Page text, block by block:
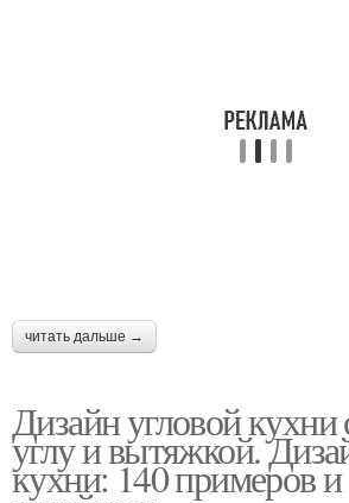
Гарнитур для кухни
Кухня с холодильником
читать дальше →
Дизайн угловой кухни
углу и вытяжкой.
кухни: 140 примеров и